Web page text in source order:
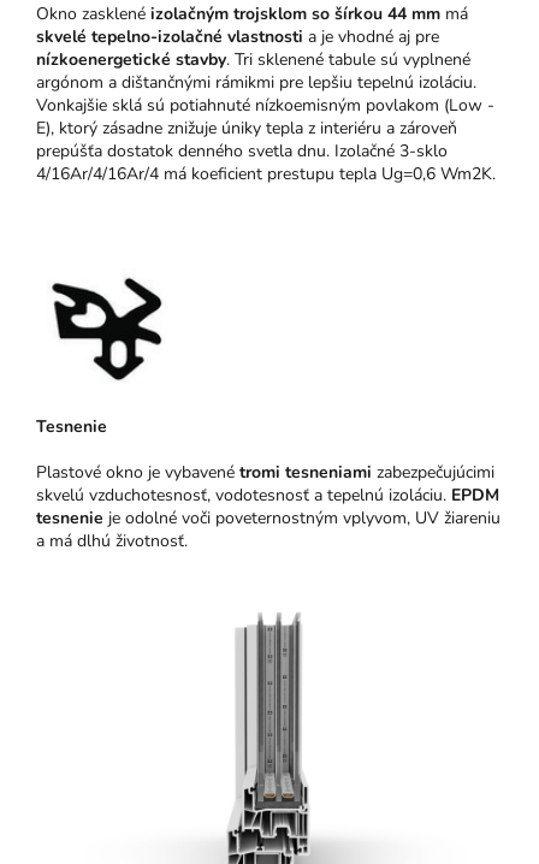
Okno zasklené izolačným trojsklom so šírkou 44 mm má
skvelé tepelno-izolačné vlastnosti a je vhodné aj pre
nízkoenergetické stavby. Tri sklenené tabule sú vyplnené
argónom a dištančnými rámikmi pre lepšiu tepelnú izoláciu.
Vonkajšie sklá sú potiahnuté nízkoemisným povlakom (Low -
E), ktorý zásadne znižuje úniky tepla z interiéru a zároveň
prepúšťa dostatok denného svetla dnu. Izolačné 3-sklo
4/16Ar/4/16Ar/4 má koeficient prestupu tepla Ug=0,6 Wm2K.
Tesnenie
Plastové okno je vybavené tromi tesneniami zabezpečujúcimi
skvelú vzduchotesnosť, vodotesnosť a tepelnú izoláciu. EPDM
tesnenie je odolné voči poveternostným vplyvom, UV žiareniu
a má dlhú životnosť.